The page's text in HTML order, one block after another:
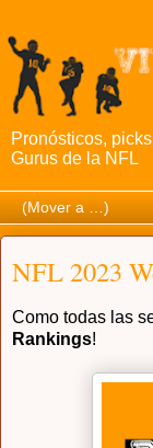
Pronósticos,
Gurus de la NFL
NFL 2023
Como todas las
Rankings!